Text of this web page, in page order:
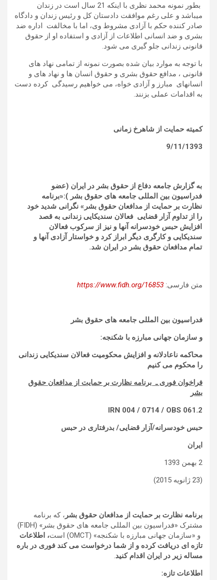
بطور نمونه محمد نظری با اینکه 21 سال است در زندان
میباشد و علی رغم موافقت دادستان کل و رئیس زندان و دادگاه
صادر کننده حکم با آزادی مشروط وی، اما با مخالفت اداره ضد
بشری و ضد انسانی اطلاعات از آزادی و استفاده او از حقوق
قانونی زندانی جلو گیری می شود.
با توجه به موارد بیان شده بصورت نمونه از تمامی نهاد های
قانونی ، مدافع حقوق بشری و حقوق انسان ها و نهاد های و
انسانهای مبارز و آزادی خواه، می خواهیم رسیدگی کرده دست
به اقدامات عملی بزنند.
کمیته حمایت از شاهرخ زمانی
9/11/1393
به گزارش جامعه دفاع از حقوق بشر در ایران (عضو
فدراسیون بین المللی جامعه های حقوق بشر ):«برنامه
نظارت بر حمایت از مدافعان حقوق بشر» نگرانی شدید خود
را از تداوم آزار قضایی فعالان سندیکایی زندانی به قصد
افزایش حبس خودسرانه آنها و نیز از سرکوب فعالان
سندیکایی و کارگری دیگر ابراز کرد و خواستار آزادی آنها و
تمام مدافعان حقوق بشر در ایران شد.
متن فارسی: https://www.fidh.org/16853
فدراسیون بین المللی جامعه های حقوق بشر
و سازمان جهانی مبارزه با شکنجه:
محاکمه ناعادلانه و افزایش محکومیت فعالان سندیکایی زندانی
را محکوم می کنیم
فراخوان فوری ـ برنامه نظارت بر حمایت از مدافعان حقوق
بشر
IRN 004 / 0714 / OBS 061.2
حبس خودسرانه/آزار قضایی/ بدرفتاری در حبس
ایران
2 بهمن 1393
(23 ژانویه 2015)
برنامه نظارت بر حمایت از مدافعان حقوق بشر ، که برنامه
مشترک «فدراسیون بین المللی جامعه های حقوق بشر» (FIDH)
و «سازمان جهانی مبارزه با شکنجه» (OMCT) است
، اطلاعات
تازه ای دریافت کرده و از شما درخواست می کند فور ی در باره
مساله زیر در
ایران اقدام کنید
اطلاعات تازه: